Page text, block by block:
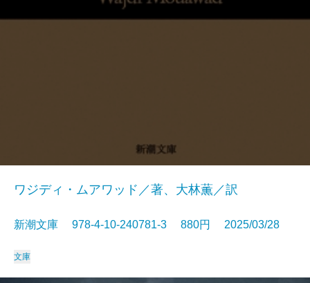
ワジディ・ムアワッド／著、大林薫／訳
新潮文庫 978-4-10-240781-3 880円 2025/03/28
文庫